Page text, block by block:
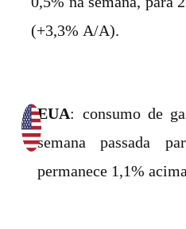
(+3,3% A/A).
EUA: consumo de
semana passada
permanece 1,1%